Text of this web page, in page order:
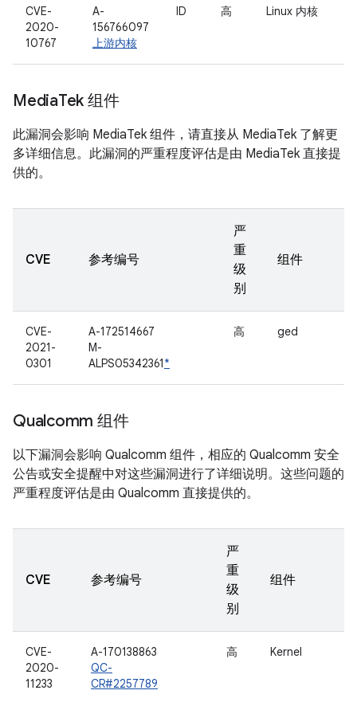
CVE-
2020-
10767
A-
156766097
上游内核
ID 高 Linux 内核
MediaTek 组件
此漏洞会影响 MediaTek 组件，请直接从 MediaTek 了解更
多详细信息。此漏洞的严重程度评估是由 MediaTek 直接提
供的。
CVE 参考编号
严
重
级
别
组件
CVE-
2021-
0301
A-172514667
M-
ALPS05342361*
高 ged
Qualcomm 组件
以下漏洞会影响 Qualcomm 组件，相应的 Qualcomm 安全
公告或安全提醒中对这些漏洞进行了详细说明。这些问题的
严重程度评估是由 Qualcomm 直接提供的。
CVE 参考编号
严
重
级
别
组件
CVE-
2020-
11233
A-170138863
QC-
CR#2257789
高 Kernel